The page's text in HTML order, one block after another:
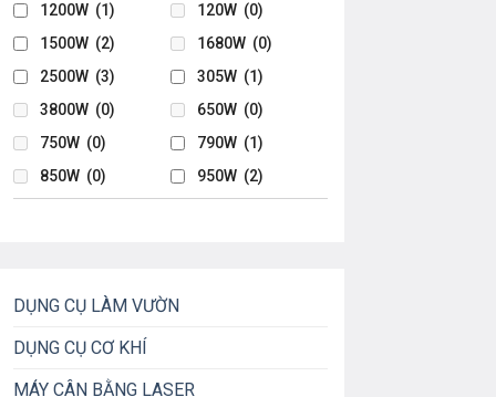
là: 269.400₫.
1200W (1) 120W (0)
1500W (2) 1680W (0)
2500W (3) 305W (1)
3800W (0) 650W (0)
750W (0) 790W (1)
850W (0) 950W (2)
DỤNG CỤ LÀM VƯỜN
DỤNG CỤ CƠ KHÍ
MÁY CÂN BẰNG LASER